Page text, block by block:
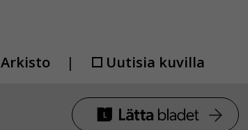
Arkisto Uutisia kuvilla